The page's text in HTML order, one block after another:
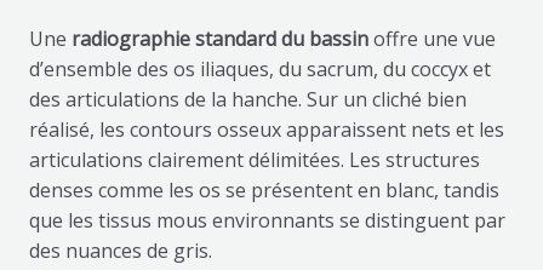
Une radiographie standard du bassinoffre une vue
d’ensemble des os iliaques, du sacrum, du coccyx et
des articulations de la hanche. Sur un cliché bien
réalisé, les contours osseux apparaissent nets et les
articulations clairement délimitées. Les structures
denses comme les os se présentent en blanc, tandis
que les tissus mous environnants se distinguent par
des nuances de gris.